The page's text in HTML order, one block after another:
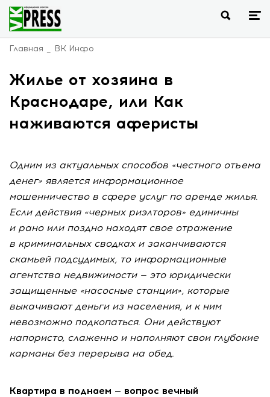
Главная ВК Инфо
Жилье от хозяина в
Краснодаре, или Как
наживаются аферисты
Одним из актуальных способов «честного отъема
денег» является информационное
мошенничество в сфере услуг по аренде жилья.
Если действия «черных риэлторов» единичны
и рано или поздно находят свое отражение
в криминальных сводках и заканчиваются
скамьей подсудимых, то информационные
агентства недвижимости — это юридически
защищенные «насосные станции», которые
выкачивают деньги из населения, и к ним
невозможно подкопаться. Они действуют
напористо, слаженно и наполняют свои глубокие
карманы без перерыва на обед.
Квартира в поднаем — вопрос вечный